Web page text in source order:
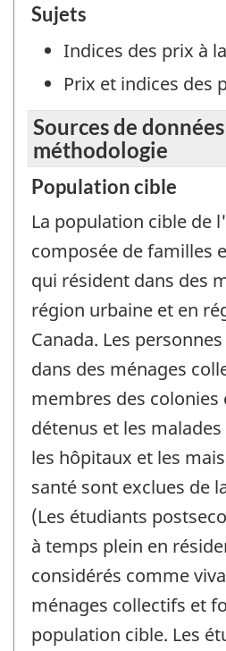
Sujets
Indices des prix à
Prix et indices des
Sources de
méthodologie
Population cible
La population cible de
composée de familles
qui résident dans des
région urbaine et en
Canada. Les
dans des ménages
membres des colonies
détenus et les
les hôpitaux et les
santé sont exclues de
(Les étudiants
à temps plein en
considérés comme
ménages collectifs et
population cible. Les